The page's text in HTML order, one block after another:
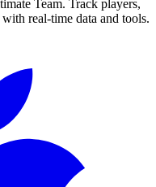
Team. Track players,
real-time data and tools.